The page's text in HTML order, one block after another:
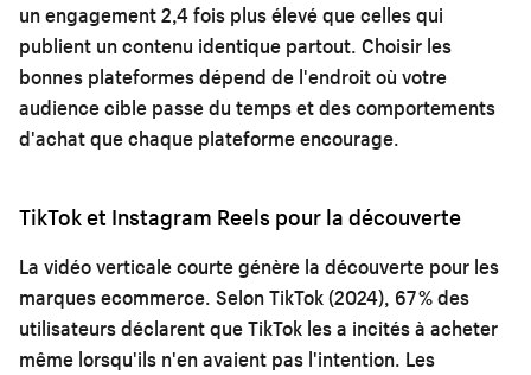
un engagement 2,4 fois plus élevé que celles qui
publient un contenu identique partout. Choisir les
bonnes plateformes dépend de l'endroit où votre
audience cible passe du temps et des comportements
d'achat que chaque plateforme encourage.
TikTok et Instagram Reels pour la découverte
La vidéo verticale courte génère la découverte pour les
marques ecommerce. Selon TikTok (2024), 67 % des
utilisateurs déclarent que TikTok les a incités à acheter
même lorsqu'ils n'en avaient pas l'intention. Les